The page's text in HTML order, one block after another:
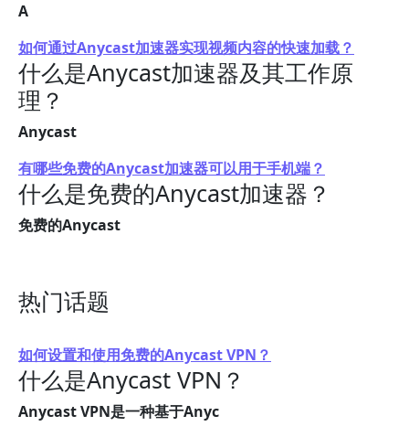
A
如何通过Anycast加速器实现视频内容的快速加载？
什么是Anycast加速器及其工作原
理？
Anycast
有哪些免费的Anycast加速器可以用于手机端？
什么是免费的Anycast加速器？
免费的Anycast
热门话题
如何设置和使用免费的Anycast VPN？
什么是Anycast VPN？
Anycast VPN是一种基于Anyc